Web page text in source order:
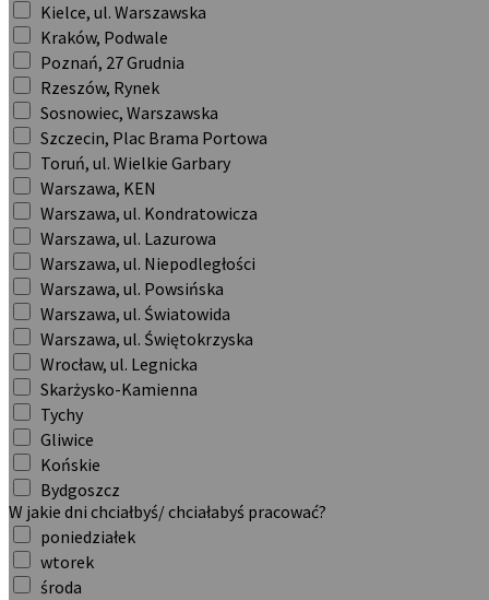
Kielce, ul. Warszawska
Kraków, Podwale
Poznań, 27 Grudnia
Rzeszów, Rynek
Sosnowiec, Warszawska
Szczecin, Plac Brama Portowa
Toruń, ul. Wielkie Garbary
Warszawa, KEN
Warszawa, ul. Kondratowicza
Warszawa, ul. Lazurowa
Warszawa, ul. Niepodległości
Warszawa, ul. Powsińska
Warszawa, ul. Światowida
Warszawa, ul. Świętokrzyska
Wrocław, ul. Legnicka
Skarżysko-Kamienna
Tychy
Gliwice
Końskie
Bydgoszcz
W jakie dni chciałbyś/ chciałabyś pracować?
poniedziałek
wtorek
środa